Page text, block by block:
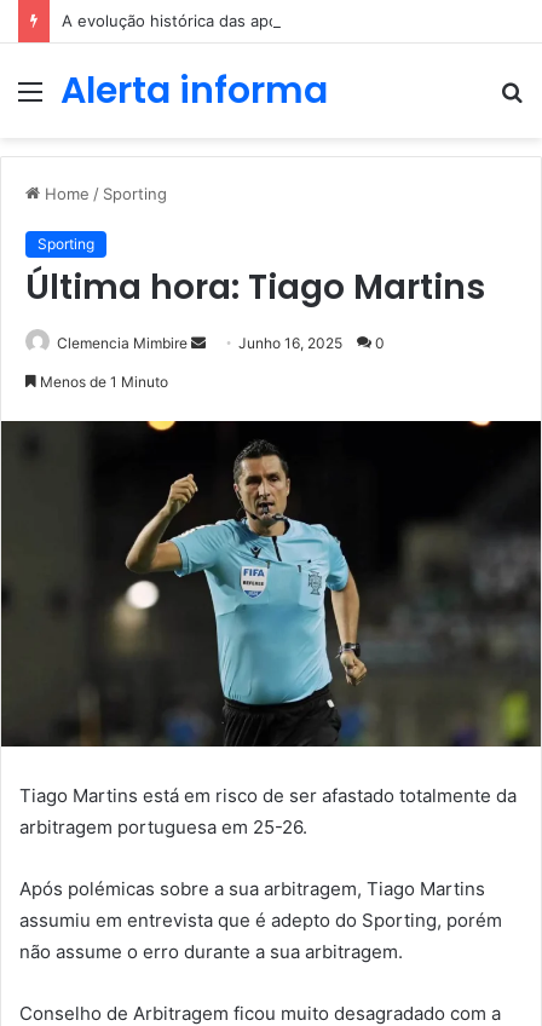
A evolução histórica das apostas ao longo dos séculos
MenuAlerta informa
Home / Sporting
Sporting
Última hora: Tiago Martins
Clemencia Mimbire
SendJunho 16, 2025 0
Menos de 1 Minuto
Tiago Martins está em risco de ser afastado totalmente da
arbitragem portuguesa em 25-26.
Após polémicas sobre a sua arbitragem, Tiago Martins
assumiu em entrevista que é adepto do Sporting, porém
não assume o erro durante a sua arbitragem.
Conselho de Arbitragem ficou muito desagradado com a